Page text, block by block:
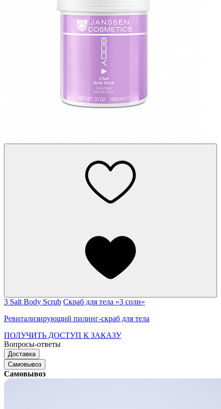
3 Salt Body Scrub Скраб для тела «3 соли»
Ревитализирующий пилинг-скраб для тела
ПОЛУЧИТЬ ДОСТУП К ЗАКАЗУ
Вопросы-ответы
Доставка
Самовывоз
Самовывоз